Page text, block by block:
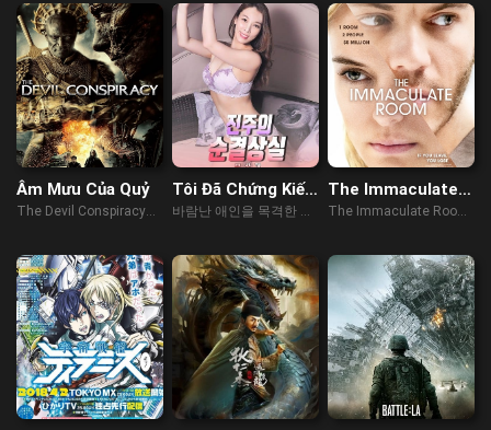
Âm Mưu Của Quỷ
The Devil Conspiracy
Tôi Đã Chứng Kiến
Người Yêu Ngoại
바람난 애인을 목격한 뒤
The Immaculate
Room
The Immaculate Room